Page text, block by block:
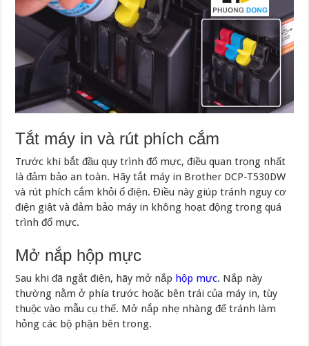
Tắt máy in và rút phích cắm
Trước khi bắt đầu quy trình đổ mực, điều quan trọng nhất
là đảm bảo an toàn. Hãy tắt máy in Brother DCP-T530DW
và rút phích cắm khỏi ổ điện. Điều này giúp tránh nguy cơ
điện giật và đảm bảo máy in không hoạt động trong quá
trình đổ mực.
Mở nắp hộp mực
Sau khi đã ngắt điện, hãy mở nắp hộp mực. Nắp này
thường nằm ở phía trước hoặc bên trái của máy in, tùy
thuộc vào mẫu cụ thể. Mở nắp nhẹ nhàng để tránh làm
hỏng các bộ phận bên trong.